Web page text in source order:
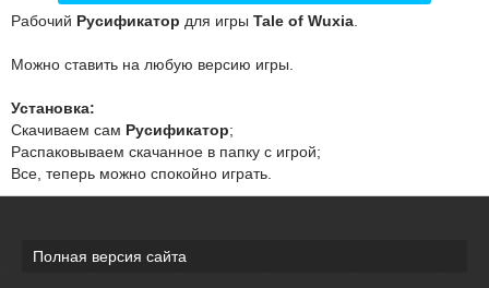
Рабочий Русификатор для игры Tale of Wuxia
Можно ставить на любую версию игры.
Установка:
Скачиваем сам Русификатор;
Распаковываем скачанное в папку с игрой;
Все, теперь можно спокойно играть.
Полная версия сайта